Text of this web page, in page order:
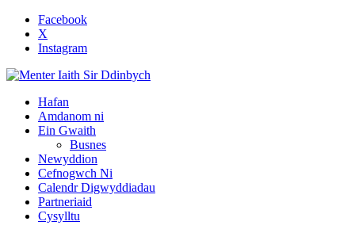
Facebook
X
Instagram
Hafan
Amdanom ni
Ein Gwaith
Busnes
Newyddion
Cefnogwch Ni
Calendr Digwyddiadau
Partneriaid
Cysylltu